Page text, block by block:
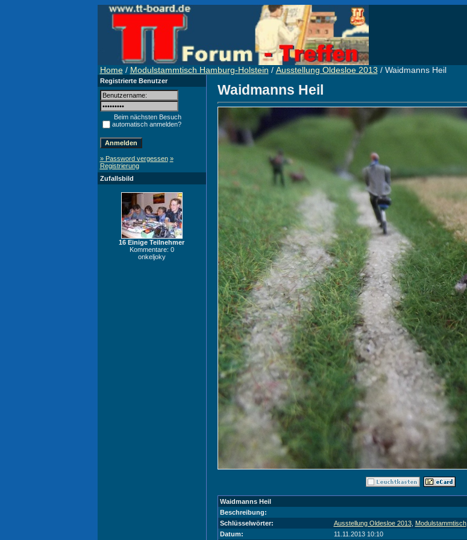
Home/ Modulstammtisch Hamburg-Holstein / Ausstellung Oldesloe 2013 / Waidmanns Heil
Registrierte Benutzer
Beim nächsten Besuch
automatisch anmelden?
» Password vergessen »
Registrierung
Zufallsbild
16 Einige Teilnehmer
Kommentare: 0
onkeljoky
Waidmanns Heil
Waidmanns Heil
Beschreibung:
Schlüsselwörter:
Ausstellung Oldesloe 2013, Modulstammtisch,
Datum:
11.11.2013 10:10